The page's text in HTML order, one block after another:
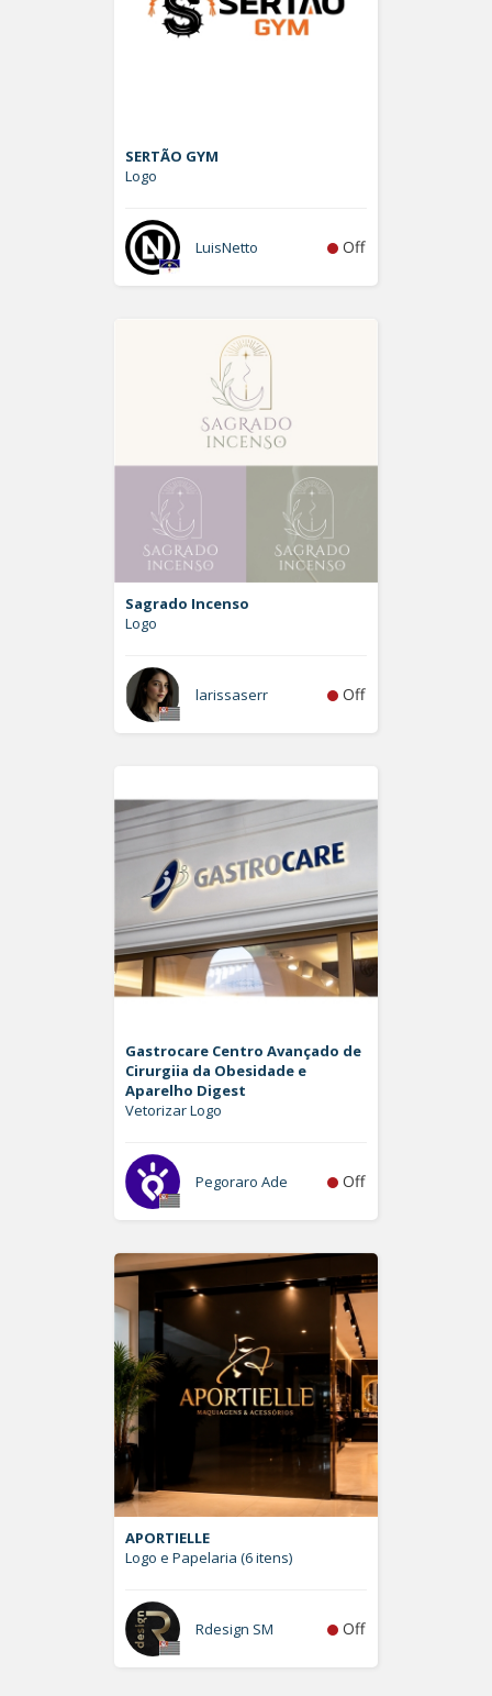
SERTÃO GYM
Logo
LuisNetto Off
Sagrado Incenso
Logo
larissaserr Off
Gastrocare Centro Avançado de
Cirurgiia da Obesidade e
Aparelho Digest
Vetorizar Logo
Pegoraro Ade Off
APORTIELLE
Logo e Papelaria (6 itens)
Rdesign SM Off